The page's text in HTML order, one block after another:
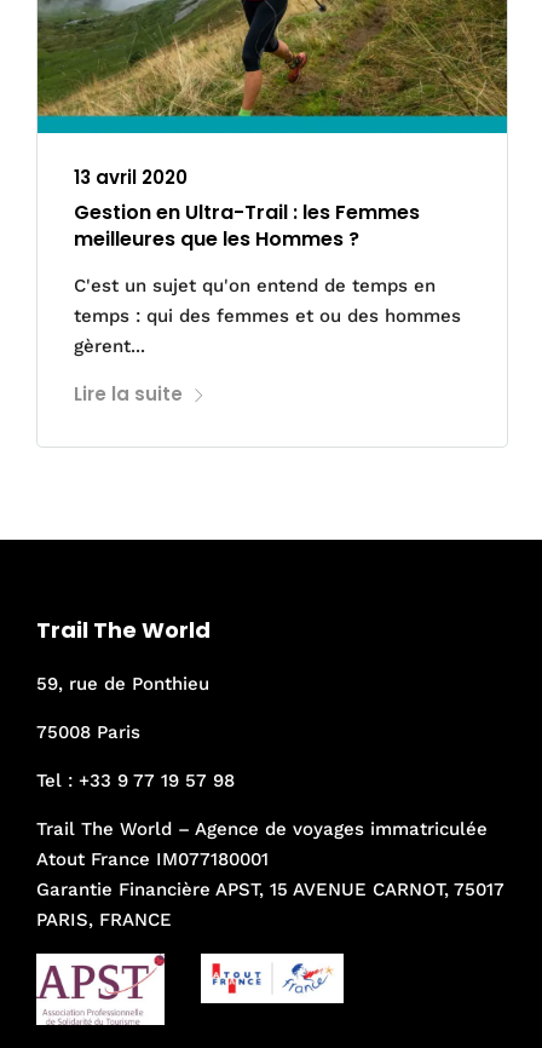
13 avril 2020
Gestion en Ultra-Trail : les Femmes
meilleures que les Hommes ?
C'est un sujet qu'on entend de temps en
temps : qui des femmes et ou des hommes
gèrent...
Lire la suite
Trail The World
59, rue de Ponthieu
75008 Paris
Tel : +33 9 77 19 57 98
Trail The World – Agence de voyages immatriculée
Atout France IM077180001
Garantie Financière APST, 15 AVENUE CARNOT, 75017
PARIS, FRANCE